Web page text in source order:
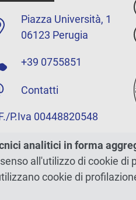
Piazza Università, 1
06123 Perugia
+39 0755851
Contatti
P.Iva 00448820548
analitici in forma
all'utilizzo di cookie di
cookie di